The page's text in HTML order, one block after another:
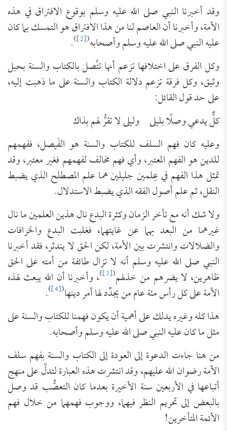
وقد أخبرنا النبي صلى الله عليه وسلم بوقوع الافتراق في هذه
الأمة، وأخبرنا أن العاصم لنا من هذا الافتراق هو التمسك بما كان
عليه النبي صلى الله عليه وسلم وأصحابه(
[2]
)
.
وكل الفرق على اختلافها تزعم أنها تتَّصل بالكتاب والسنة بحبل
وثيق، وكل فرقة تزعم دلالة الكتاب والسنة على ما ذهبت إليه،
على حد قول القائل:
كلٌّ يدعي وصلًا بليلى وليلى لا تقرُّ لهم بذاك
وعليه كان فهم السلف للكتاب والسنة هو الفَيصل، ففهمهم
للدين هو الفهم المعتبر، وأي فهم مخالف لفهمهم فغير معتبر، وقد
تمثل هذا الفهم في عِلمين جليلين هما علم المصطلح الذي يضبط
النقل، ثم علم أصول الفقه الذي يضبط الاستدلال.
ولا شك أنه مع تأخر الزمان وكثرة البدع نال هذين العلمين ما نال
غيرهما من البعد بهما عن غايتهما، فغلبت البدع والخرافات
والضلالات وانتشرت بين الأمة، لكن الحق لا يندثر، فقد أخبرنا
النبي صلى الله عليه وسلم أنه لا تزال طائفة من أمته على الحق
ظاهرين، لا يضرهم من خذلهم(
[3]
)، وأخبرنا أن الله يبعث لهذه
الأمة على كل رأس مئة عام من يجدِّد لها أمر دينها(
[4]
)
.
هذا كله وغيره يدلك على أهمية أن يكون فهمنا للكتاب والسنة على
مثل ما كان عليه النبي صلى الله عليه وسلم وأصحابه.
من هنا جاءت الدعوة إلى العودة إلى الكتاب والسنة بفهم سلف
الأمة رضوان الله عليهم، وقد انتشرت هذه العبارة لتدلَّ على منهج
أتباعها في الأربعين سنة الأخيرة بعدما كان التعصُّب قد وصل
بالبعض إلى تحريم النظر فيهما، ووجوب فهمهما من خلال فهم
الأئمة المتأخرين!